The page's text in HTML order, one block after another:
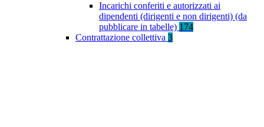
Incarichi conferiti e autorizzati ai
dipendenti (dirigenti e non dirigenti) (da
pubblicare in tabelle) 174
Contrattazione collettiva 3